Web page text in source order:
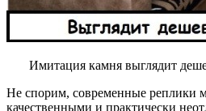
Имитация камня выглядит
Не спорим, современные реплики
качественными и практически